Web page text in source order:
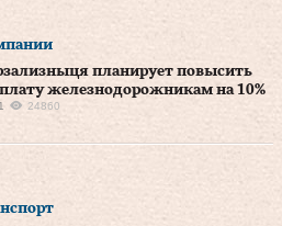
планирует повысить
железнодорожникам на 10%
24860